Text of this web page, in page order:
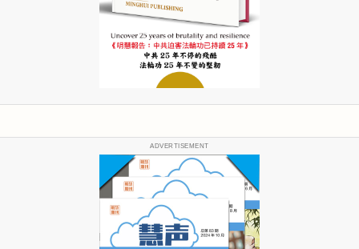
ADVERTISEMENT